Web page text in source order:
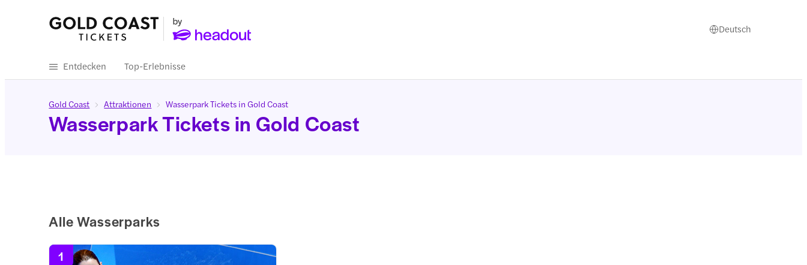
Deutsch
Entdecken Top-Erlebnisse
Gold Coast Attraktionen Wasserpark Tickets in Gold Coast
Wasserpark Tickets in Gold Coast
Alle Wasserparks
1